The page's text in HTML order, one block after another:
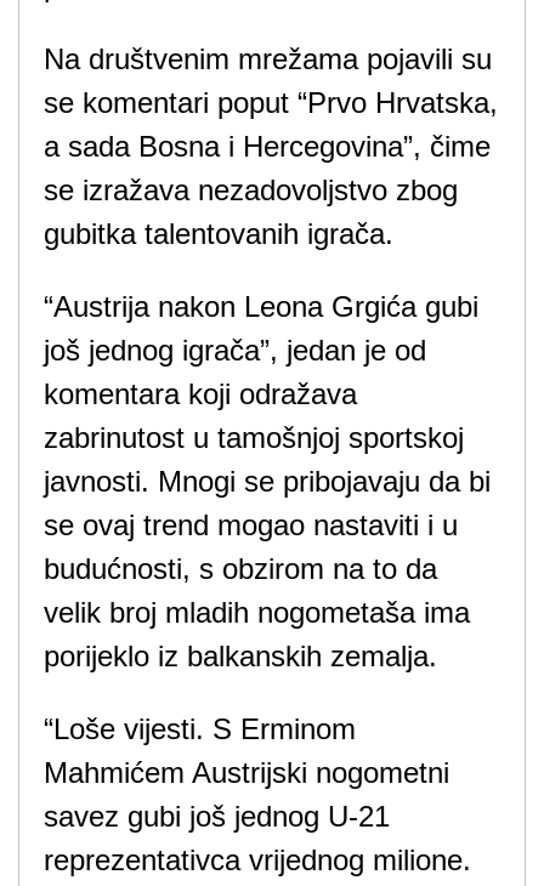
Na društvenim mrežama pojavili su
se komentari poput “Prvo Hrvatska,
a sada Bosna i Hercegovina”, čime
se izražava nezadovoljstvo zbog
gubitka talentovanih igrača.
“Austrija nakon Leona Grgića gubi
još jednog igrača”, jedan je od
komentara koji odražava
zabrinutost u tamošnjoj sportskoj
javnosti. Mnogi se pribojavaju da bi
se ovaj trend mogao nastaviti i u
budućnosti, s obzirom na to da
velik broj mladih nogometaša ima
porijeklo iz balkanskih zemalja.
“Loše vijesti. S Erminom
Mahmićem Austrijski nogometni
savez gubi još jednog U-21
reprezentativca vrijednog milione.